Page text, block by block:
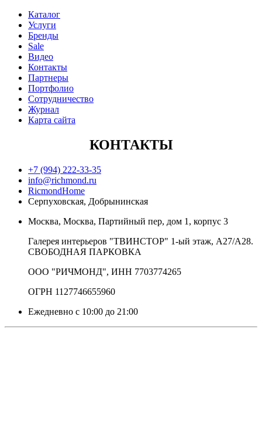
Каталог
Услуги
Бренды
Sale
Видео
Контакты
Партнеры
Портфолио
Сотрудничество
Журнал
Карта сайта
КОНТАКТЫ
+7 (994) 222-33-35
info@richmond.ru
RicmondHome
Серпуховская, Добрынинская
Москва, Москва, Партийный пер, дом 1, корпус 3
Галерея интерьеров "ТВИНСТОР" 1-ый этаж, А27/А28.
СВОБОДНАЯ ПАРКОВКА
ООО "РИЧМОНД", ИНН 7703774265
ОГРН 1127746655960
Ежедневно с 10:00 до 21:00